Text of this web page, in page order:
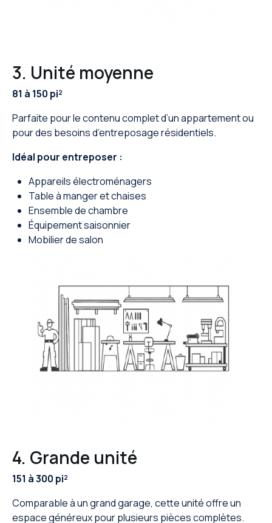
3. Unité moyenne
81 à 150 pi²
Parfaite pour le contenu complet d’un appartement ou
pour des besoins d’entreposage résidentiels.
Idéal pour entreposer :
Appareils électroménagers
Table à manger et chaises
Ensemble de chambre
Équipement saisonnier
Mobilier de salon
4. Grande unité
151 à 300 pi²
Comparable à un grand garage, cette unité offre un
espace généreux pour plusieurs pièces complètes.